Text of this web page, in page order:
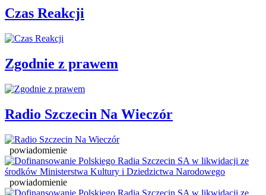
Czas Reakcji
Zgodnie z prawem
Radio Szczecin Na Wieczór
powiadomienie
powiadomienie